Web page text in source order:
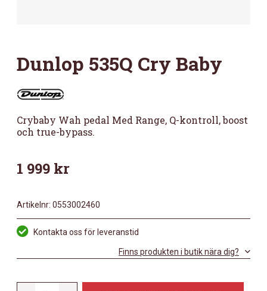
Dunlop 535Q Cry Baby
Crybaby Wah pedal Med Range, Q-kontroll, boost
och true-bypass.
1 999 kr
Artikelnr: 0553002460
Kontakta oss för leveranstid
Finns produkten i butik nära dig?